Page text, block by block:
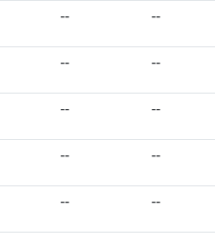
-- --
-- --
-- --
-- --
-- --